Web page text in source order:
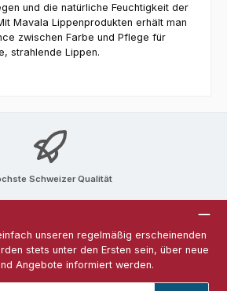
und die natürliche Feuchtigkeit der
Mavala Lippenprodukten erhält man
zwischen Farbe und Pflege für
strahlende Lippen.
Schweizer Qualität
unseren regelmäßig erscheinenden
stets unter den Ersten sein, über neue
Angebote informiert werden.